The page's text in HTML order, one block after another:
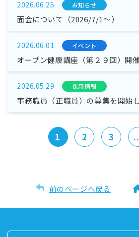
2026.06.25 お知らせ
面会について（2026/7/1～）
2026.06.01 イベント
オープン健康講座（第２９回）開
2026.05.29 採⽤情報
事務職員（正職員）の募集を開始
1 2 3
前のページへ戻る